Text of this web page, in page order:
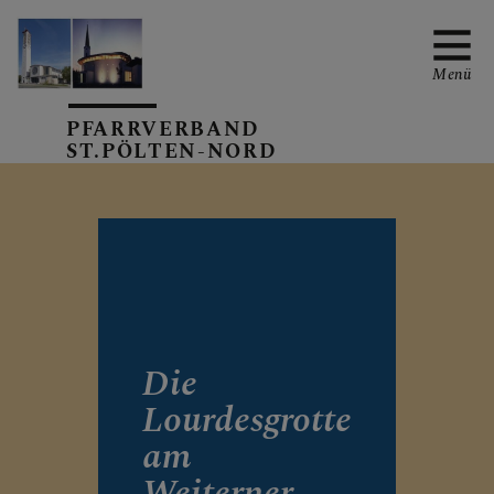
PFARRVERBANDS-
Pfarrteam
Gottesdienste & Termine
PFARRVERBAND
ST.PÖLTEN-NORD
Menü
Die
Lourdesgrotte
am